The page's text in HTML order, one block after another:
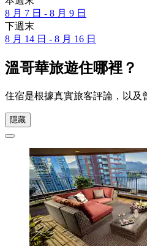
8 月 7 日 - 8 月 9 日
下週末
8 月 14 日 - 8 月 16 日
溫哥華旅遊住哪裡？
住宿是根據真實旅客評論，以及
隱藏